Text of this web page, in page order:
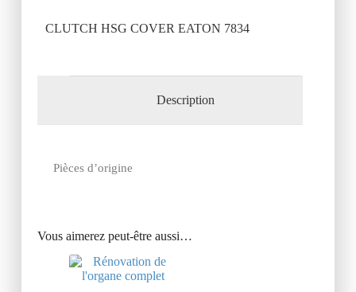
CLUTCH HSG COVER EATON 7834
Description
Pièces d’origine
Vous aimerez peut-être aussi…